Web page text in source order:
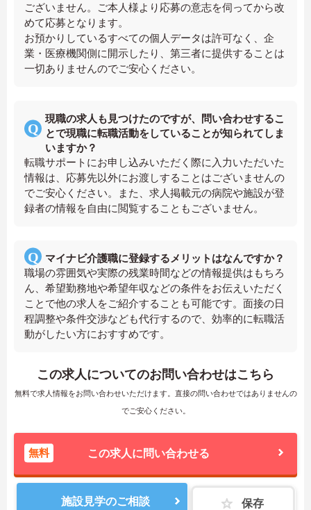
ございません。ご本人様より応募の意志を伺ってから改
めて応募となります。
お預かりしているすべての個人データは許可なく、企
業・医療機関側に開示したり、第三者に提供することは
一切ありませんのでご安心ください。
現職の求人も見つけたのですが、問い合わせするこ
とで現職に転職活動をしていることが知られてしま
いますか？
転職サポートにお申し込みいただく際に入力いただいた
情報は、応募先以外にお渡しすることはございませんの
でご安心ください。また、求人掲載元の病院や施設が登
録者の情報を自由に閲覧することもございません。
マイナビ介護職に登録するメリットはなんですか？
職場の雰囲気や実際の残業時間などの情報提供はもちろ
ん、希望勤務地や希望年収などの条件をお伝えいただく
ことで他の求人をご紹介することも可能です。面接の日
程調整や条件交渉なども代行するので、効率的に転職活
動がしたい方におすすめです。
この求人についてのお問い合わせはこちら
無料で求人情報をお問い合わせいただけます。直接の問い合わせではありませんの
でご安心ください。
無料 この求人に問い合わせる
施設見学のご相談 保存